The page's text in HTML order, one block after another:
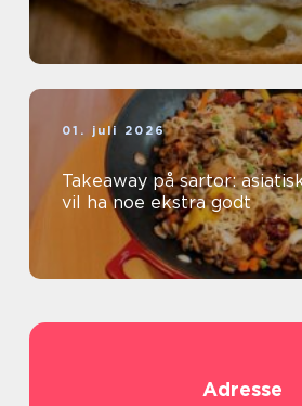
01. juli 2026
Takeaway på sartor:
vil ha noe ekstra godt
Adresse